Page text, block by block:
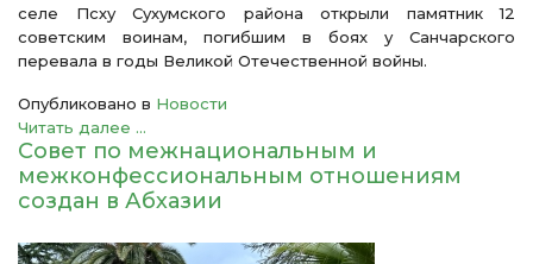
селе Псху Сухумского района открыли памятник 12
советским воинам, погибшим в боях у Санчарского
перевала в годы Великой Отечественной войны.
Опубликовано в Новости
Читать далее ...
Совет по межнациональным и
межконфессиональным отношениям
создан в Абхазии